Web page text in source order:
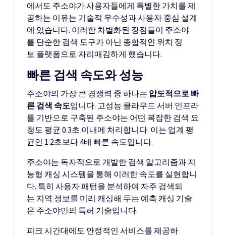
에서도 주소야가 사용자들에게 특별한 가치를 제
공하는 이유는 기술적 우수성과 사용자 중심 설계
에 있습니다. 이러한 차별화된 장점들이 주소야
를 단순한 검색 도구가 아닌 종합적인 위치 정
보 플랫폼으로 자리매김하게 했습니다.
빠른 검색 속도와 성능
주소야의 가장 큰 경쟁력 중 하나는 압도적으로 빠
른 검색 속도입니다. 고성능 클라우드 서버 인프라
를 기반으로 구축된 주소야는 어떤 복잡한 검색 요
청도 평균 0.3초 이내에 처리합니다. 이는 업계 평
균인 1.2초보다 4배 빠른 속도입니다.
주소야는 독자적으로 개발한 검색 알고리즘과 지
능형 캐싱 시스템을 통해 이러한 속도를 실현합니
다. 특히 사용자 패턴을 분석하여 자주 검색되
는 지역 정보를 미리 캐싱해 두는 예측 캐싱 기술
은 주소야만의 특허 기술입니다.
피크 시간대에도 안정적인 서비스를 제공하